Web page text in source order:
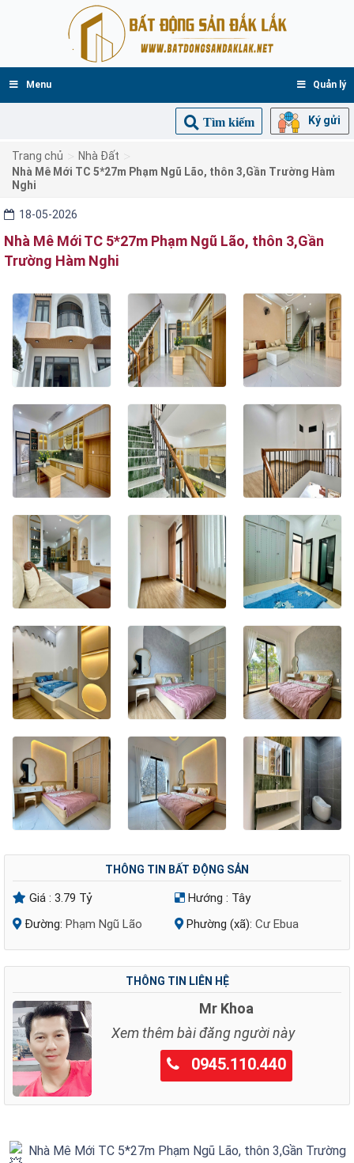
Quản lý
Menu
Ký gửi
Tìm kiếm
Trang chủ Nhà Đất
Nhà Mê Mới TC 5*27m Phạm Ngũ Lão, thôn 3,Gần Trường Hàm
Nghi
18-05-2026
Nhà Mê Mới TC 5*27m Phạm Ngũ Lão, thôn 3,Gần
Trường Hàm Nghi
THÔNG TIN BẤT ĐỘNG SẢN
Giá : 3.79 Tỷ Hướng : Tây
Đường: Phạm Ngũ Lão Phường (xã): Cư Ebua
THÔNG TIN LIÊN HỆ
Mr Khoa
Xem thêm bài đăng người này
0945.110.440
Nhà Mê Mới TC 5*27m Phạm Ngũ Lão, thôn 3,Gần Trường